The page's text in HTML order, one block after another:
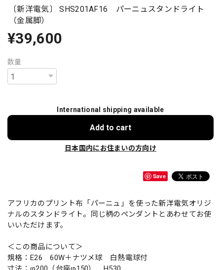
〔新洋電気〕 SHS201AF16 パーニュスタンドライト
（金属脚）
¥39,600
数量
International shipping available
Add to cart
日本国内にお住まいの方向け
Save
アフリカのプリント布「パーニュ」を使った新洋電気オリジ
ナルのスタンドライト。同じ柄のペンダントとあわせてお使
いいただけます。
＜この商品について＞
規格：E26 60W＋ナツメ球 白熱電球付